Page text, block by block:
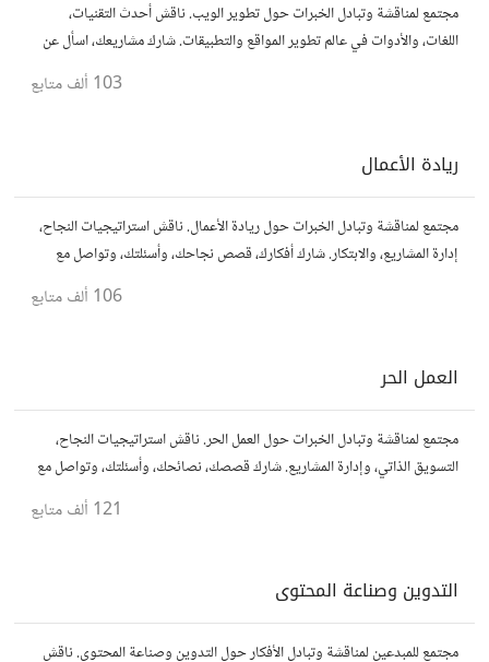
مجتمع لمناقشة وتبادل الخبرات حول تطوير الويب. ناقش أحدث التقنيات،
اللغات، والأدوات في عالم تطوير المواقع والتطبيقات. شارك مشاريعك، اسأل عن
103 ألف متابع
ريادة الأعمال
مجتمع لمناقشة وتبادل الخبرات حول ريادة الأعمال. ناقش استراتيجيات النجاح،
إدارة المشاريع، والابتكار. شارك أفكارك، قصص نجاحك، وأسئلتك، وتواصل مع
106 ألف متابع
العمل الحر
مجتمع لمناقشة وتبادل الخبرات حول العمل الحر. ناقش استراتيجيات النجاح،
التسويق الذاتي، وإدارة المشاريع. شارك قصصك، نصائحك، وأسئلتك، وتواصل مع
121 ألف متابع
التدوين وصناعة المحتوى
مجتمع للمبدعين لمناقشة وتبادل الأفكار حول التدوين وصناعة المحتوى. ناقش